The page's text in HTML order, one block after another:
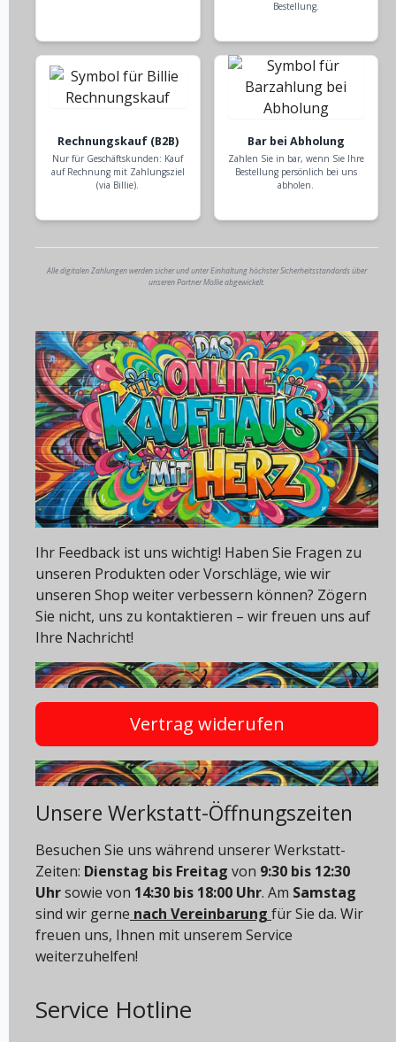
Bestellung.
Rechnungskauf (B2B)
Nur für Geschäftskunden: Kauf
auf Rechnung mit Zahlungsziel
(via Billie).
Bar bei Abholung
Zahlen Sie in bar, wenn Sie Ihre
Bestellung persönlich bei uns
abholen.
Alle digitalen Zahlungen werden sicher und unter Einhaltung höchster Sicherheitsstandards über
unseren Partner Mollie abgewickelt.
Ihr Feedback ist uns wichtig! Haben Sie Fragen zu
unseren Produkten oder Vorschläge, wie wir
unseren Shop weiter verbessern können? Zögern
Sie nicht, uns zu kontaktieren – wir freuen uns auf
Ihre Nachricht!
Vertrag widerufen
Unsere Werkstatt-Öffnungszeiten
Besuchen Sie uns während unserer Werkstatt-
Zeiten: Dienstag bis Freitag von 9:30 bis 12:30
Uhrsowie von 14:30 bis 18:00 Uhr. Am Samstag
sind wir gerne nach Vereinbarung für Sie da. Wir
freuen uns, Ihnen mit unserem Service
weiterzuhelfen!
Service Hotline